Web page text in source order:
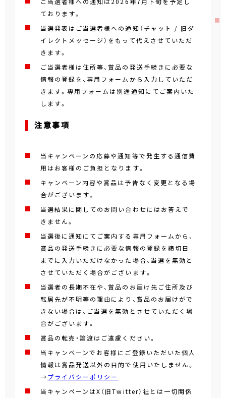
ております。
当選発表はご当選者様への通知（チャット / 旧ダ
イレクトメッセージ）をもって代えさせていただ
きます。
ご当選者様は住所等、賞品の発送手続きに必要な
情報の登録を、専用フォームから入力していただ
きます。専用フォームは別途通知にてご案内いた
します。
注意事項
当キャンペーンの応募や通知等で発生する通信費
用はお客様のご負担となります。
キャンペーン内容や賞品は予告なく変更となる場
合がございます。
当選結果に関してのお問い合わせにはお答えで
きません。
当選後に通知にてご案内する専用フォームから、
賞品の発送手続きに必要な情報の登録を締切日
までに入力いただけなかった場合、当選を無効と
させていただく場合がございます。
当選者の長期不在や、賞品のお届け先ご住所及び
転居先が不明等の理由により、賞品のお届けがで
きない場合は、ご当選を無効とさせていただく場
合がございます。
賞品の転売・譲渡はご遠慮ください。
当キャンペーンでお客様にご登録いただいた個人
情報は賞品発送以外の目的で使用いたしません。
→プライバシーポリシー
当キャンペーンはX（旧Twitter）社とは一切関係